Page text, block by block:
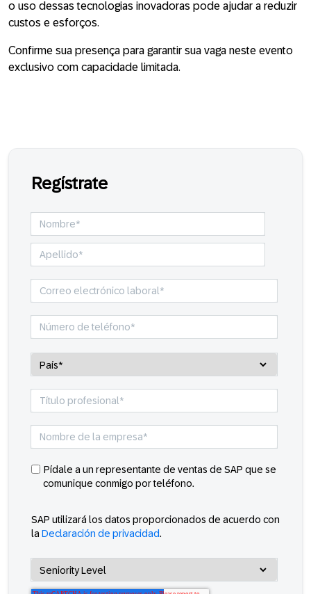
o uso dessas tecnologias inovadoras pode ajudar a reduzir
custos e esforços.
Confirme sua presença para garantir sua vaga neste evento
exclusivo com capacidade limitada.
Regístrate
Pídale a un representante de ventas de SAP que se
comunique conmigo por teléfono.
SAP utilizará los datos proporcionados de acuerdo con
la Declaración de privacidad.